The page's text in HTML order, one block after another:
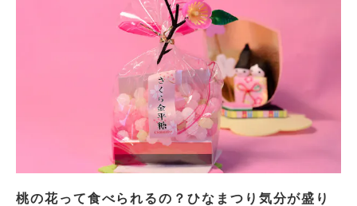
桃の花って食べられるの？ひなまつり気分が盛り